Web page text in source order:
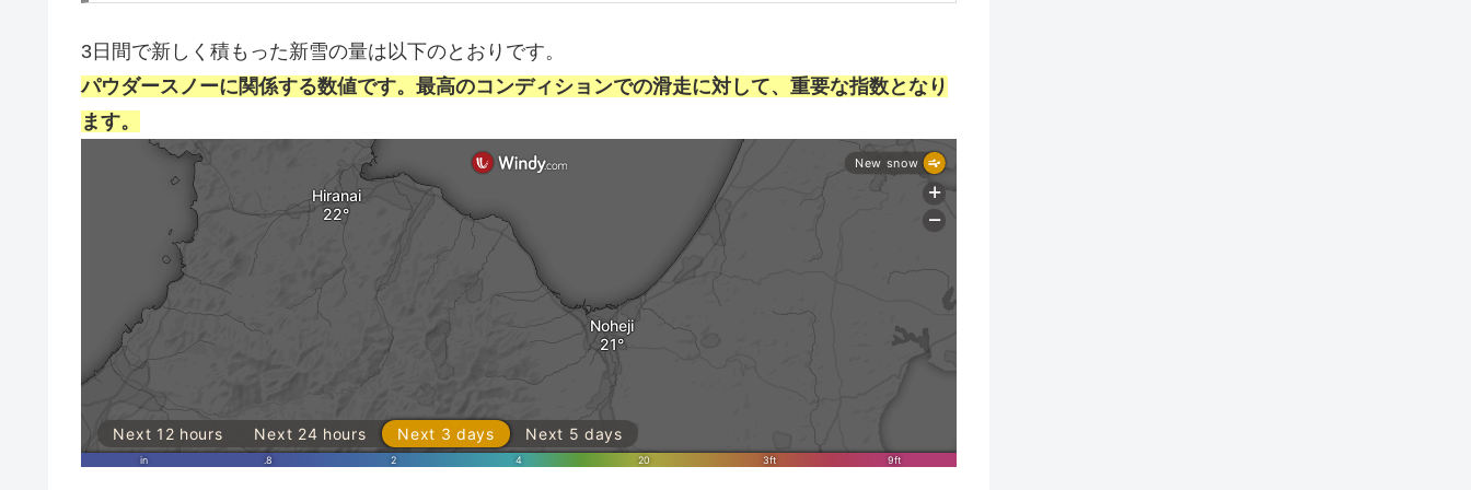
3日間で新しく積もった新雪の量は以下のとおりです。
パウダースノーに関係する数値です。最高のコンディションでの滑走に対して、重要な指数となり
ます。